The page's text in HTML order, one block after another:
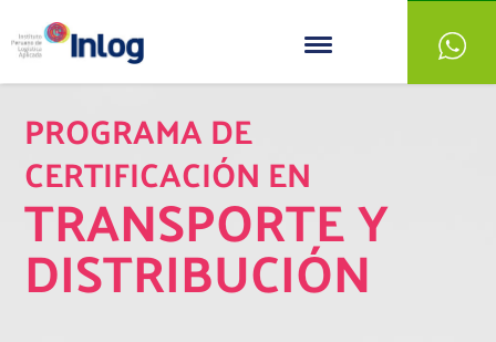
PROGRAMA DE
CERTIFICACIÓN EN
TRANSPORTE Y
DISTRIBUCIÓN